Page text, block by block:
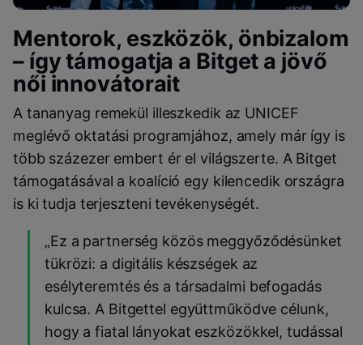
Mentorok, eszközök, önbizalom
– így támogatja a Bitget a jövő
női innovátorait
A tananyag remekül illeszkedik az UNICEF
meglévő oktatási programjához, amely már így is
több százezer embert ér el világszerte. A Bitget
támogatásával a koalíció egy kilencedik országra
is ki tudja terjeszteni tevékenységét.
„Ez a partnerség közös meggyőződésünket
tükrözi: a digitális készségek az
esélyteremtés és a társadalmi befogadás
kulcsa. A Bitgettel együttműködve célunk,
hogy a fiatal lányokat eszközökkel, tudással